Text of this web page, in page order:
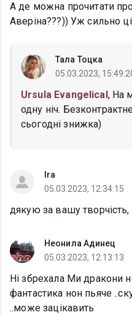
А де можна прочитати
Аверіна???)) Уж сильно
Тала Тоцка
05.03.2023,
Ursula Evangelical, На
одну ніч.
сьогодні знижка)
Ira
05.03.2023, 12:34:15
дякую за вашу
Неонила Адинец
05.03.2023, 12:13:13
Ні збрехала Ми дракони
фантастика нон пьяче
..може зацікавить